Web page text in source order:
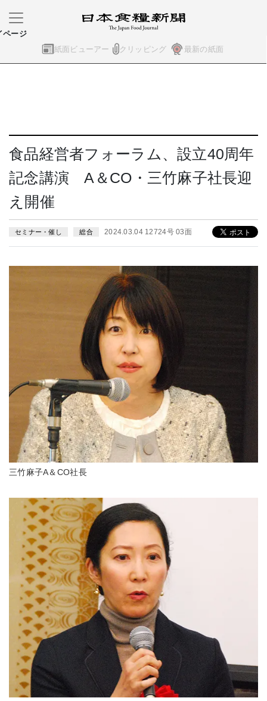
紙面ビューアー クリッピング 最新の紙面
ページ
食品経営者フォーラム、設立40周年
記念講演 A＆CO・三竹麻子社長迎
え開催
セミナー・催し 総合 2024.03.04 12724号 03面
三竹麻子A＆CO社長